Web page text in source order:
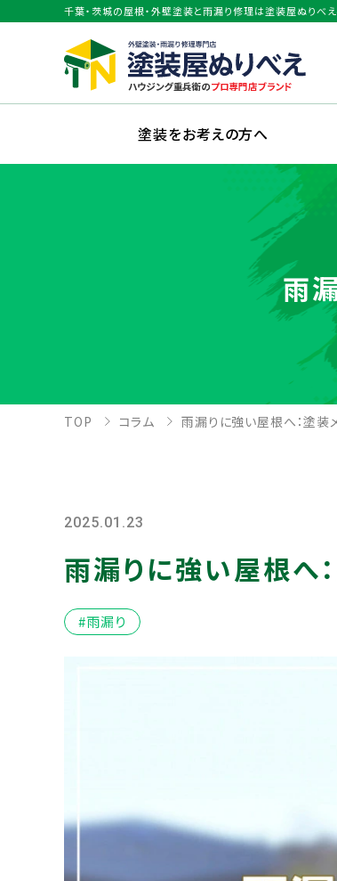
千葉・茨城の屋根・外壁塗装と雨漏り修理は塗装屋ぬりべえ
塗装をお考えの方へ
雨
TOP コラム 雨漏りに強い屋根へ：塗装
2025.01.23
雨漏りに強い屋根へ
#雨漏り